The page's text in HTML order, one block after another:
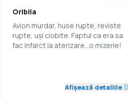
Prețul biletelor
Confort în timpul călătoriei
Oribila
Avion murdar, huse rupte, reviste
rupte, uși ciobite. Faptul ca era sa
fac infarct la aterizare...o mizerie!
5,0
Afișează detaliile